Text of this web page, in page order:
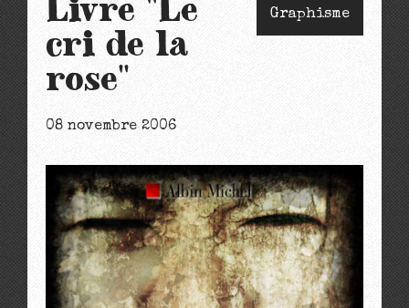
Livre "Le
cri de la
rose"
08 novembre 2006
Graphisme